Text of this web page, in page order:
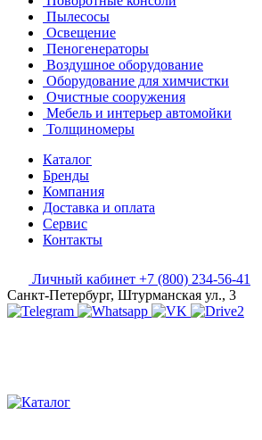
Пылесосы
Освещение
Пеногенераторы
Воздушное оборудование
Оборудование для химчистки
Очистные сооружения
Мебель и интерьер автомойки
Толщиномеры
Каталог
Бренды
Компания
Доставка и оплата
Сервис
Контакты
Личный кабинет +7 (800) 234-56-41
Санкт-Петербург, Штурманская ул., 3